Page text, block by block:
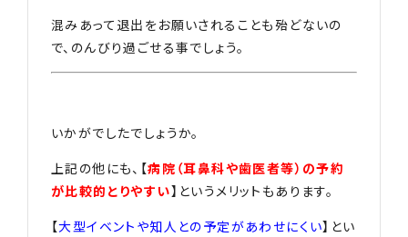
混みあって退出をお願いされることも殆どないの
で、のんびり過ごせる事でしょう。
いかがでしたでしょうか。
上記の他にも、【病院（耳鼻科や歯医者等）の予約
が比較的とりやすい】というメリットもあります。
【大型イベントや知人との予定があわせにくい】とい